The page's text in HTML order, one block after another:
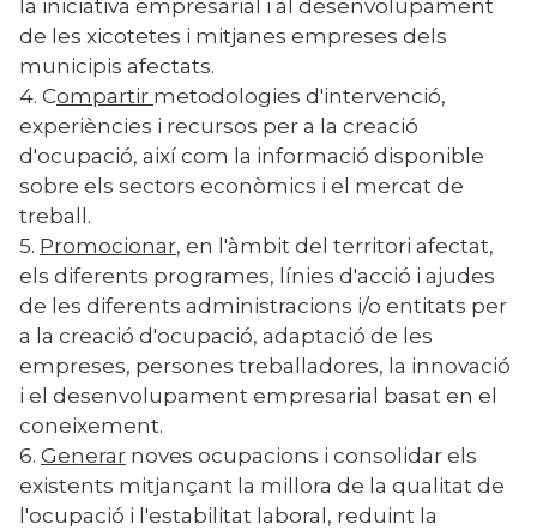
la iniciativa empresarial i al desenvolupament
de les xicotetes i mitjanes empreses dels
municipis afectats.
4. Compartir metodologies d'intervenció,
experiències i recursos per a la creació
d'ocupació, així com la informació disponible
sobre els sectors econòmics i el mercat de
treball.
5. Promocionar, en l'àmbit del territori afectat,
els diferents programes, línies d'acció i ajudes
de les diferents administracions i/o entitats per
a la creació d'ocupació, adaptació de les
empreses, persones treballadores, la innovació
i el desenvolupament empresarial basat en el
coneixement.
6. Generar noves ocupacions i consolidar els
existents mitjançant la millora de la qualitat de
l'ocupació i l'estabilitat laboral, reduint la